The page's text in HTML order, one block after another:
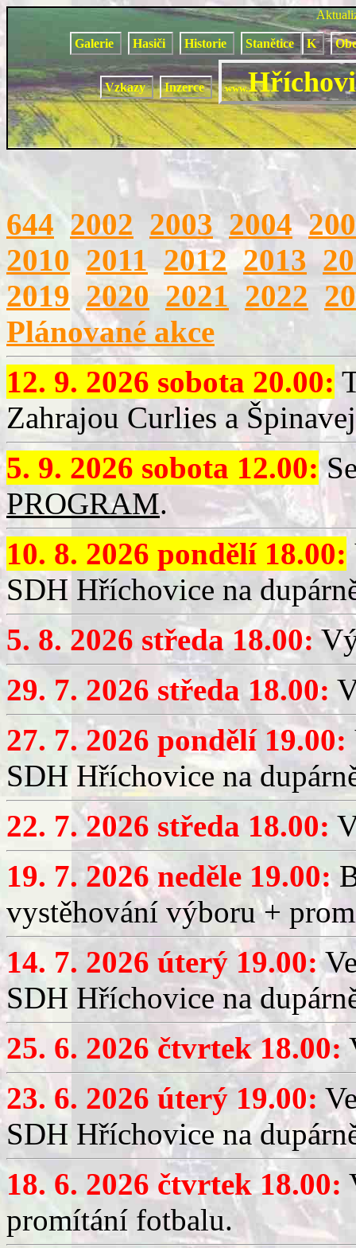
Galerie Hasiči Historie Stanětice K
Vzkazy Inzerce www.
644 2002 2003 2004
2010 2011 2012 2013
2019 2020 2021 2022
Plánované akce
12. 9. 2026 sobota 20.00:
Zahrajou Curlies a
5. 9. 2026 sobota 12.00:
PROGRAM.
10. 8. 2026 pondělí 18.00:
SDH Hříchovice na
5. 8. 2026 středa 18.00:
29. 7. 2026 středa 18.00:
27. 7. 2026 pondělí 19.00:
SDH Hříchovice na
22. 7. 2026 středa 18.00:
19. 7. 2026 neděle 19.00:
vystěhování výboru +
14. 7. 2026 úterý 19.00:
SDH Hříchovice na
25. 6. 2026 čtvrtek 18.00:
23. 6. 2026 úterý 19.00:
SDH Hříchovice na
18. 6. 2026 čtvrtek 18.00:
promítání fotbalu.